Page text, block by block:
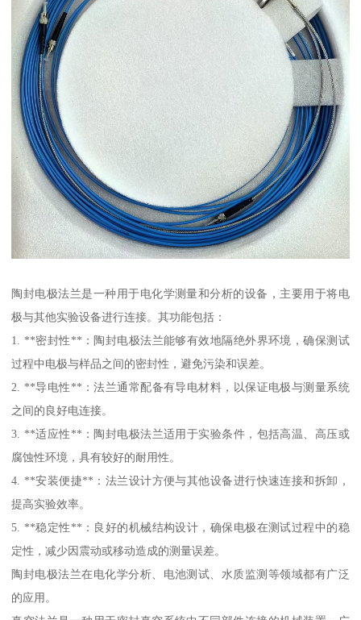
陶封电极法兰是一种用于电化学测量和分析的设备，主要用于将电
极与其他实验设备进行连接。其功能包括：
1. **密封性**：陶封电极法兰能够有效地隔绝外界环境，确保测试
过程中电极与样品之间的密封性，避免污染和误差。
2. **导电性**：法兰通常配备有导电材料，以保证电极与测量系统
之间的良好电连接。
3. **适应性**：陶封电极法兰适用于实验条件，包括高温、高压或
腐蚀性环境，具有较好的耐用性。
4. **安装便捷**：法兰设计方便与其他设备进行快速连接和拆卸，
提高实验效率。
5. **稳定性**：良好的机械结构设计，确保电极在测试过程中的稳
定性，减少因震动或移动造成的测量误差。
陶封电极法兰在电化学分析、电池测试、水质监测等领域都有广泛
的应用。